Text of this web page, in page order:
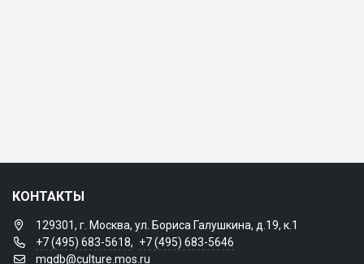
КОНТАКТЫ
129301, г. Москва, ул. Бориса Галушкина, д.19, к.1
+7 (495) 683-5618, +7 (495) 683-5646
mgdb@culture.mos.ru